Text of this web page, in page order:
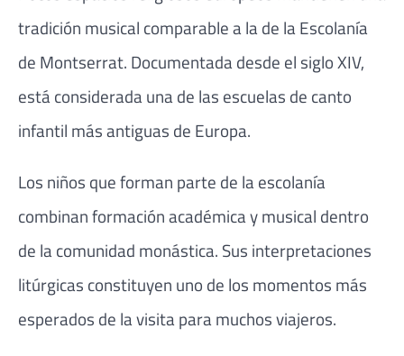
tradición musical comparable a la de la Escolanía
de Montserrat. Documentada desde el siglo XIV,
está considerada una de las escuelas de canto
infantil más antiguas de Europa.
Los niños que forman parte de la escolanía
combinan formación académica y musical dentro
de la comunidad monástica. Sus interpretaciones
litúrgicas constituyen uno de los momentos más
esperados de la visita para muchos viajeros.